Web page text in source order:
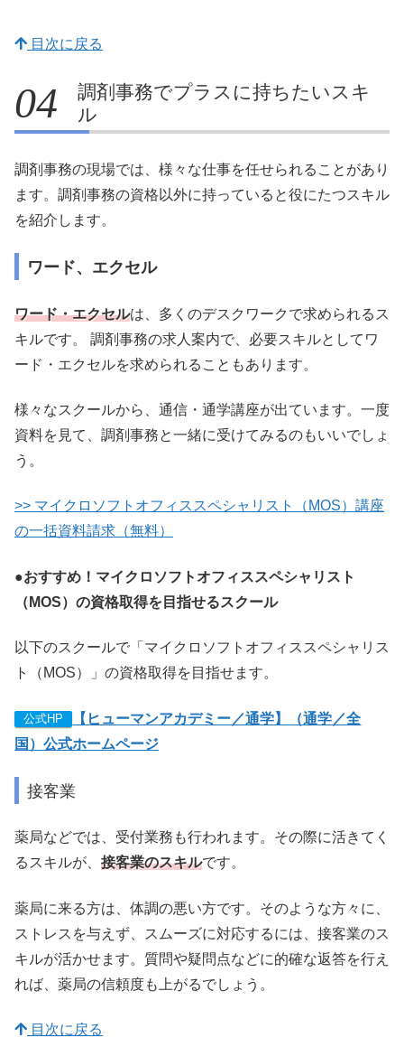
目次に戻る
調剤事務でプラスに持ちたいスキ
ル
調剤事務の現場では、様々な仕事を任せられることがあり
ます。調剤事務の資格以外に持っていると役にたつスキル
を紹介します。
ワード、エクセル
ワード・エクセルは、多くのデスクワークで求められるス
キルです。 調剤事務の求人案内で、必要スキルとしてワ
ード・エクセルを求められることもあります。
様々なスクールから、通信・通学講座が出ています。一度
資料を見て、調剤事務と一緒に受けてみるのもいいでしょ
う。
>> マイクロソフトオフィススペシャリスト（MOS）講座
の一括資料請求（無料）
●おすすめ！マイクロソフトオフィススペシャリスト
（MOS）の資格取得を目指せるスクール
以下のスクールで「マイクロソフトオフィススペシャリス
ト（MOS）」の資格取得を目指せます。
公式HP
【ヒューマンアカデミー／通学】（通学／全
国）公式ホームページ
接客業
薬局などでは、受付業務も行われます。その際に活きてく
るスキルが、 接客業のスキルです。
薬局に来る方は、体調の悪い方です。そのような方々に、
ストレスを与えず、スムーズに対応するには、接客業のス
キルが活かせます。質問や疑問点などに的確な返答を行え
れば、薬局の信頼度も上がるでしょう。
目次に戻る